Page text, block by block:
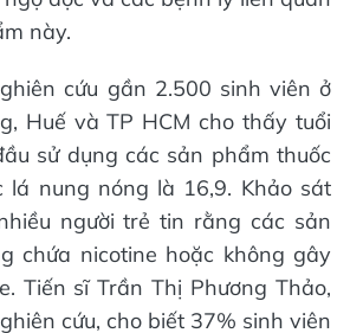
này.
cứu gần 2.500 sinh viên ở
Huế và TP HCM cho thấy tuổi
sử dụng các sản phẩm thuốc
lá nung nóng là 16,9. Khảo sát
người trẻ tin rằng các sản
chứa nicotine hoặc không gây
Tiến sĩ Trần Thị Phương Thảo,
cứu, cho biết 37% sinh viên